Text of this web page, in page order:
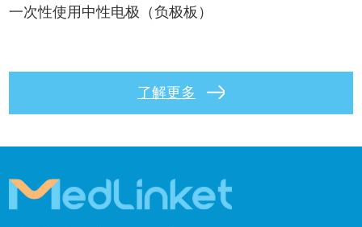
一次性使用中性电极（负极板）
了解更多